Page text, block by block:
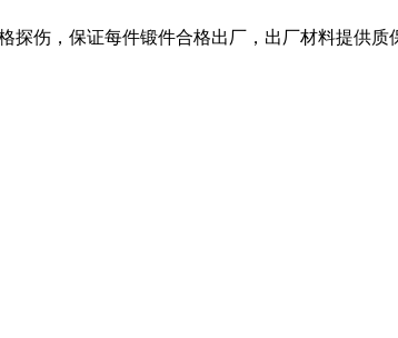
探伤，保证每件锻件合格出厂，出厂材料提供质